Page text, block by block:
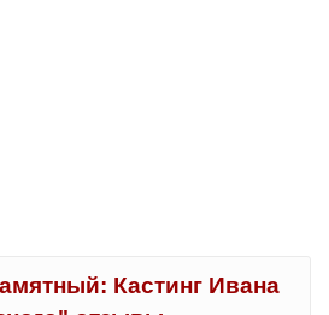
Кастинг Ивана